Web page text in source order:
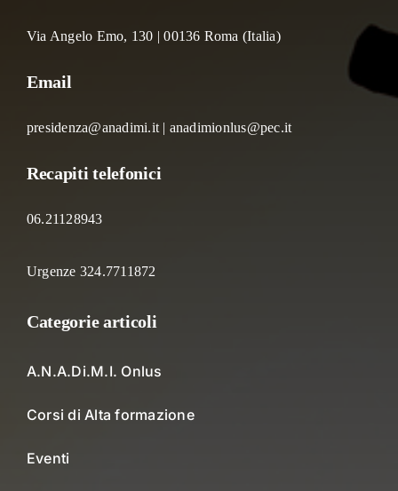
Via Angelo Emo, 130 | 00136 Roma (Italia)
Email
presidenza@anadimi.it | anadimionlus@pec.it
Recapiti telefonici
06.21128943
Urgenze 324.7711872
Categorie articoli
A.N.A.Di.M.I. Onlus
Corsi di Alta formazione
Eventi